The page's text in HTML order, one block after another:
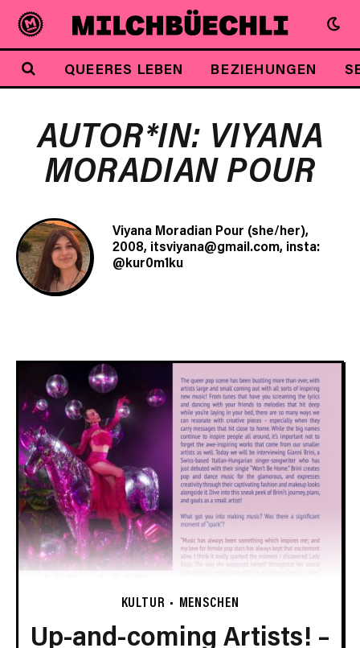
QUEERES LEBEN BEZIEHUNGEN
AUTOR*IN: VIYANA
MORADIAN POUR
Viyana Moradian Pour (she/her),
2008, itsviyana@gmail.com, insta:
@kur0m1ku
KULTUR MENSCHEN
Up-and-coming Artists! –